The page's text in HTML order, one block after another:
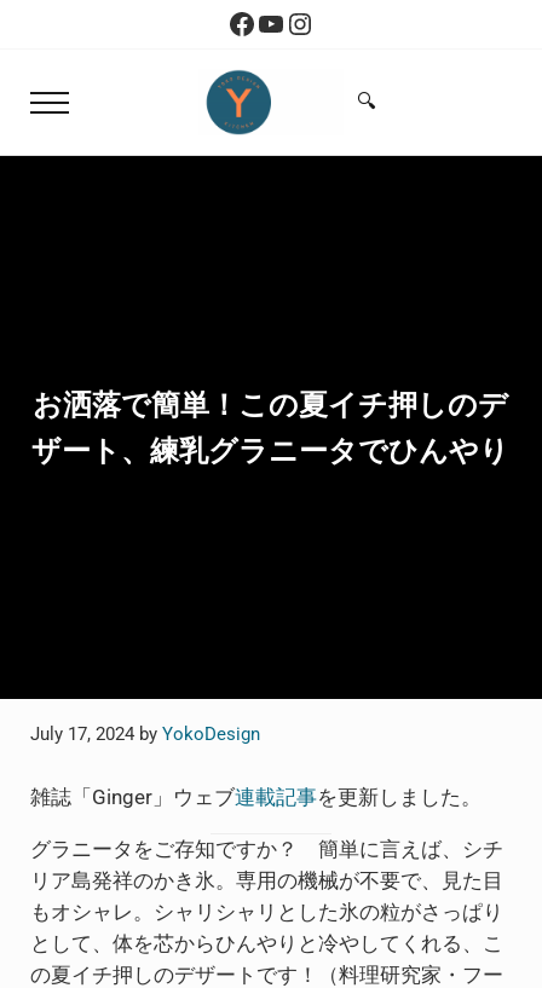
Skip to header right navigationFacebook
YouTube
Instagram
Menu
Yoko Design Kitchen
Search...
🔍
お洒落で簡単！この夏イチ押しのデ
ザート、練乳グラニータでひんやり
July 17, 2024 by YokoDesign
雑誌「Ginger」ウェブ連載記事を更新しました。
グラニータをご存知ですか？ 簡単に言えば、シチ
リア島発祥のかき氷。専用の機械が不要で、見た目
もオシャレ。シャリシャリとした氷の粒がさっぱり
として、体を芯からひんやりと冷やしてくれる、こ
の夏イチ押しのデザートです！（料理研究家・フー